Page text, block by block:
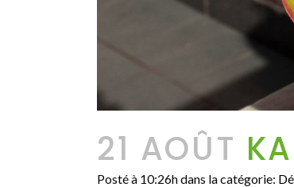
21 AOÛT
Posté à 10:26hdans la catégorie: